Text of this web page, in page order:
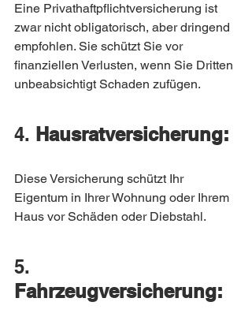
Eine Privathaftpflichtversicherung ist
zwar nicht obligatorisch, aber dringend
empfohlen. Sie schützt Sie vor
finanziellen Verlusten, wenn Sie Dritten
unbeabsichtigt Schaden zufügen.
4. Hausratversicherung:
Diese Versicherung schützt Ihr
Eigentum in Ihrer Wohnung oder Ihrem
Haus vor Schäden oder Diebstahl.
5.
Fahrzeugversicherung: